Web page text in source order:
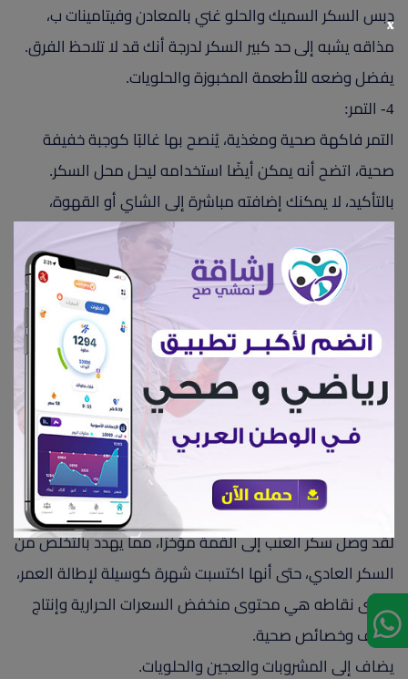
دبس السكر السميك والحلو غني بالمعادن وفيتامينات ب،
مذاقه يشبه إلى حد كبير السكر لدرجة أنك قد لا تلاحظ الفرق.
يفضل وضعه للأطعمة المخبوزة والحلويات.
4- التمر:
التمر فاكهة صحية ومغذية، يُنصح بها غالبًا كوجبة خفيفة
صحية، اتضح أنه يمكن أيضًا استخدامه ليحل محل السكر.
بالتأكيد، لا يمكنك إضافته مباشرة إلى الشاي أو القهوة،
ولكن يمكنك الحصول على شراب التمر وإضافته إلى أي شيء
تتخيله، هناك أيضًا معجون التمر الذي يمكن تضمينه في
وصفات الحلوى.
يتم إنتاج سكر الذرة الرفيعة من عصارة الذرة الرفيعة الحلوة،
وقد تم استخدامه في الصين منذ العصور القديمة ويشتهر
بالفوائد الصحية التي يجلبها، يحتوي أيضًا على حوالي نصف
عدد السعرات الحرارية مثل السكر الشائع.
يضاف إلى المشروبات والعجين والحلويات.
لقد وصل سكر العنب إلى القمة مؤخرًا، مما يهدد بالتخلص من
السكر العادي، حتى أنها اكتسبت شهرة كوسيلة لإطالة العمر،
أقوى نقاطه هي محتوى منخفض السعرات الحرارية وإنتاج
نظيف وخصائص صحية.
يضاف إلى المشروبات والعجين والحلويات.
x